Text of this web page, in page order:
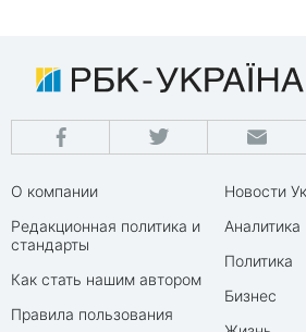
О компании
Редакционная политика и
стандарты
Как стать нашим автором
Правила пользования
Новости
Аналитика
Политика
Бизнес